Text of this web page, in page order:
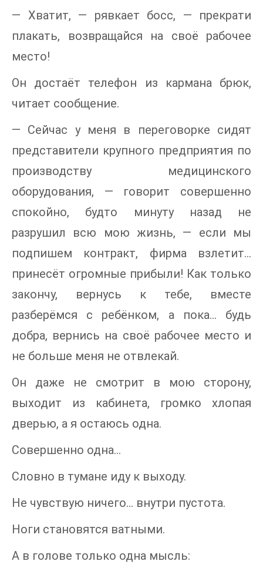
— Хватит, — рявкает босс, — прекрати
плакать, возвращайся на своё рабочее
место!
Он достаёт телефон из кармана брюк,
читает сообщение.
— Сейчас у меня в переговорке сидят
представители крупного предприятия по
производству медицинского
оборудования, — говорит совершенно
спокойно, будто минуту назад не
разрушил всю мою жизнь, — если мы
подпишем контракт, фирма взлетит…
принесёт огромные прибыли! Как только
закончу, вернусь к тебе, вместе
разберёмся с ребёнком, а пока… будь
добра, вернись на своё рабочее место и
не больше меня не отвлекай.
Он даже не смотрит в мою сторону,
выходит из кабинета, громко хлопая
дверью, а я остаюсь одна.
Совершенно одна…
Словно в тумане иду к выходу.
Не чувствую ничего… внутри пустота.
Ноги становятся ватными.
А в голове только одна мысль: